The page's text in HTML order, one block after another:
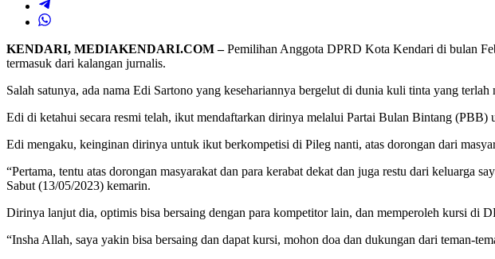
KENDARI, MEDIAKENDARI.COM –Pemilihan Anggota DPRD Kota Kendari di bulan
termasuk dari kalangan jurnalis.
Salah satunya, ada nama Edi Sartono yang kesehariannya bergelut di dunia kuli tinta yang
Edi di ketahui secara resmi telah, ikut mendaftarkan dirinya melalui Partai Bulan Bintang
Edi mengaku, keinginan dirinya untuk ikut berkompetisi di Pileg nanti, atas dorongan dari
“Pertama, tentu atas dorongan masyarakat dan para kerabat dekat dan juga restu dari
Sabut (13/05/2023) kemarin.
Dirinya lanjut dia, optimis bisa bersaing dengan para kompetitor lain, dan memperoleh kursi di
“Insha Allah, saya yakin bisa bersaing dan dapat kursi, mohon doa dan dukungan dari teman-